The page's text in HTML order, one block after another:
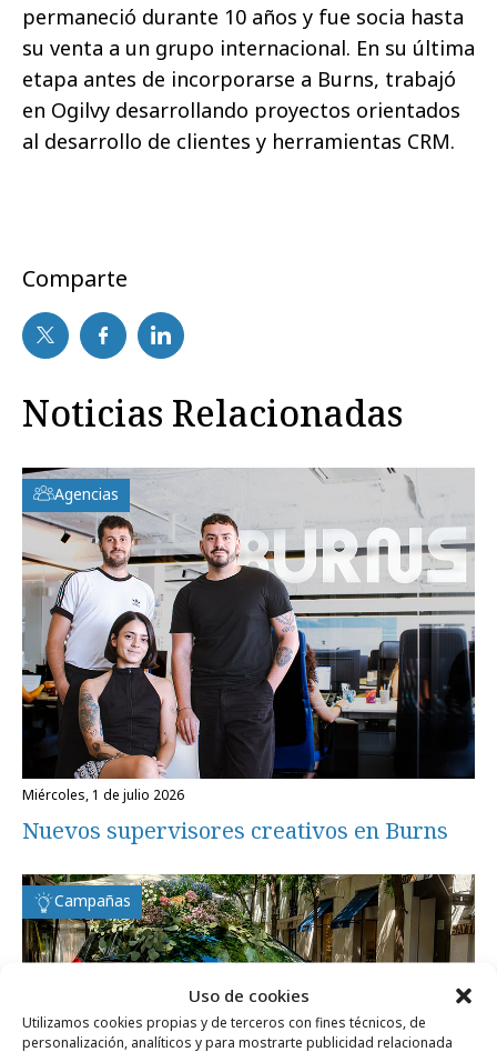
Uso de cookies
Utilizamos cookies propias y de terceros con fines técnicos, de
personalización, analíticos y para mostrarte publicidad relacionada
permaneció durante 10 años y fue socia hasta
su venta a un grupo internacional. En su última
etapa antes de incorporarse a Burns, trabajó
en Ogilvy desarrollando proyectos orientados
al desarrollo de clientes y herramientas CRM.
Comparte
Noticias Relacionadas
Agencias
miércoles, 1 de julio 2026
Nuevos supervisores creativos en Burns
Campañas